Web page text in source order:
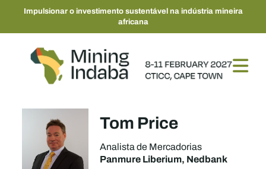
Impulsionar o investimento sustentável na indústria mineira
africana
Tom Price
Analista de Mercadorias
Panmure Liberium, Nedbank